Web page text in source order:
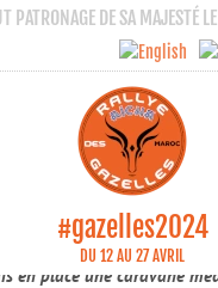
PATRONAGE DE SA MAJESTÉ
#gazelles2024
DU 12 AU 27 AVRIL
découvrent
caravane de
RALLYE AÏCHA DES GAZELLES
Autour du Rallye
Rallye Aïcha des Gazelles,
en place une caravane